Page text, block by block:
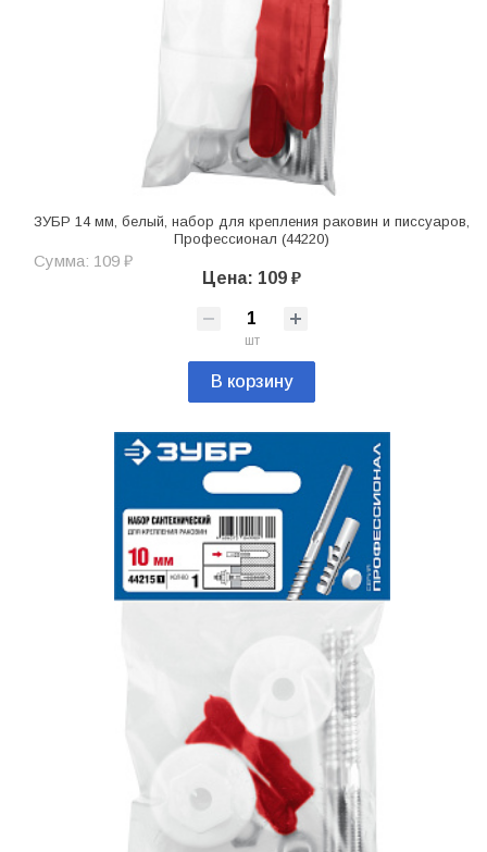
ЗУБР 14 мм, белый, набор для крепления раковин и писсуаров,
Профессионал (44220)
Сумма: 109 ₽
Цена: 109 ₽
шт
В корзину